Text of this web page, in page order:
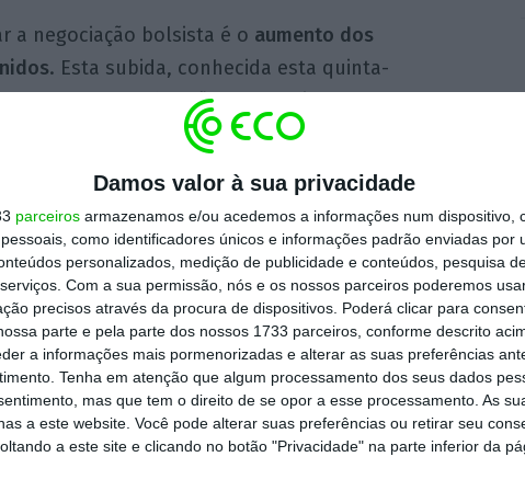
Damos valor à sua privacidade
parceiros armazenamos e/ou acedemos a informações num dispositivo,
como identificadores únicos e informações padrão enviadas por
personalizados, medição de publicidade e conteúdos, pesquisa
Com a sua permissão, nós e os nossos parceiros poderemos
precisos através da procura de dispositivos. Poderá clicar para
parte e pela parte dos nossos 1733 parceiros, conforme descrito
a informações mais pormenorizadas e alterar as suas preferências
Tenha em atenção que algum processamento dos seus dados
mas que tem o direito de se opor a esse processamento. As
a este website. Você pode alterar suas preferências ou retirar seu
a este site e clicando no botão "Privacidade" na parte inferior da
a negociação bolsista é o aumento dos
. Esta subida, conhecida esta quinta-
uma desaceleração do crescimento do
o cerco à Didi (homóloga chinesa da
apppara telemóveis do serviço de
(Ant Group), duas das aplicações mais
chinesas já tinham retirado a Didi das
Didi estão a cair mais de 5% neste início
alta, com o S&P 500 e o Nasdaq a atingir
reagido de forma positiva às minutas da